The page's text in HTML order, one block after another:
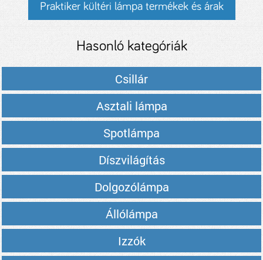
Praktiker kültéri lámpa termékek és árak
Hasonló kategóriák
Csillár
Asztali lámpa
Spotlámpa
Díszvilágítás
Dolgozólámpa
Állólámpa
Izzók